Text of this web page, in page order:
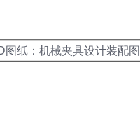
图纸：机械夹具设计装配图